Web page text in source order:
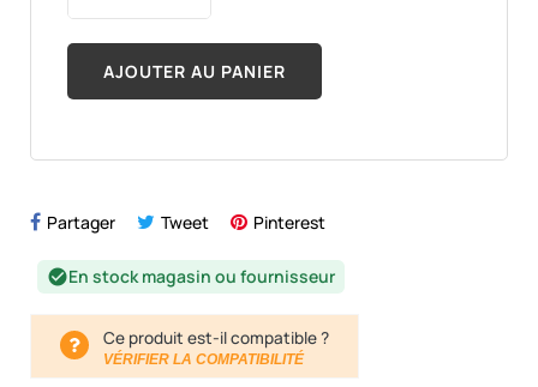
AJOUTER AU PANIER
Partager Tweet Pinterest
check_circleEn stock magasin ou fournisseur
Ce produit est-il compatible ?
VÉRIFIER LA COMPATIBILITÉ